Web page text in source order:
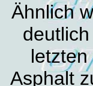
Ähnlich
letzten
Asphalt